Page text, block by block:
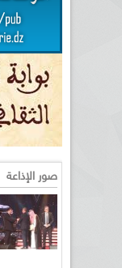
صور الإذاعة